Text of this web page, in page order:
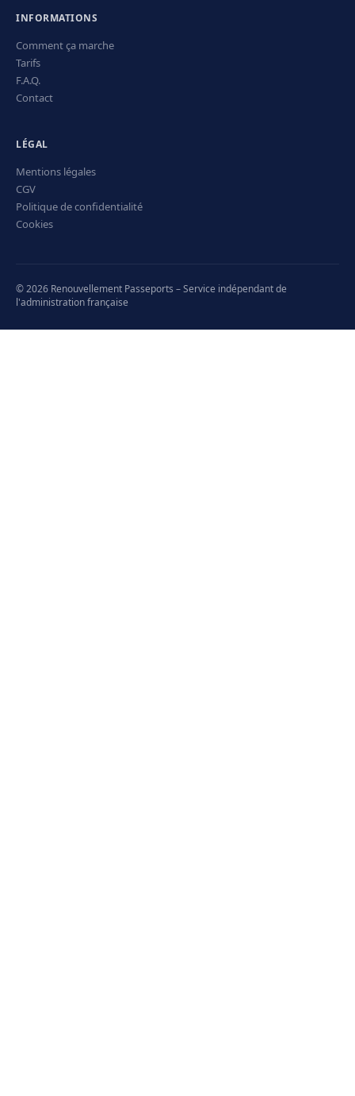
INFORMATIONS
Comment ça marche
Tarifs
F.A.Q.
Contact
LÉGAL
Mentions légales
CGV
Politique de confidentialité
Cookies
© 2026 Renouvellement Passeports – Service indépendant de
l'administration française